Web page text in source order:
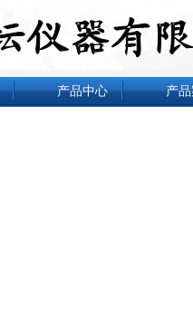
产品中心 产